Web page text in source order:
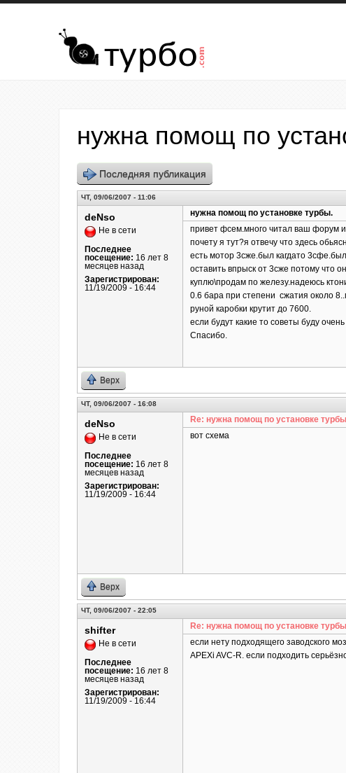
Перейти к основному содержанию
нужна помощ по
Последняя публикация
ЧТ, 09/06/2007 - 11:06
deNso
Не в сети
Последнее
посещение: 16 лет 8
месяцев назад
Зарегистрирован:
11/19/2009 - 16:44
нужна помощ по установке турбы.
привет фсем.много читал ваш форум
почету я тут?я отвечу что здесь
есть мотор 3сже.был кагдато
оставить впрыск от 3сже потому что
куплю\продам по железу.надеюсь
0.6 бара при степени сжатия около
руной каробки крутит до 7600.
если будут какие то советы буду
Спасибо.
Верх
ЧТ, 09/06/2007 - 16:08
deNso
Не в сети
Последнее
посещение: 16 лет 8
месяцев назад
Зарегистрирован:
11/19/2009 - 16:44
Re: нужна помощ по установке
вот схема
Верх
ЧТ, 09/06/2007 - 22:05
shifter
Не в сети
Последнее
посещение: 16 лет 8
месяцев назад
Зарегистрирован:
11/19/2009 - 16:44
Re: нужна помощ по установке
если нету подходящего заводского
APEXi AVC-R. если подходить